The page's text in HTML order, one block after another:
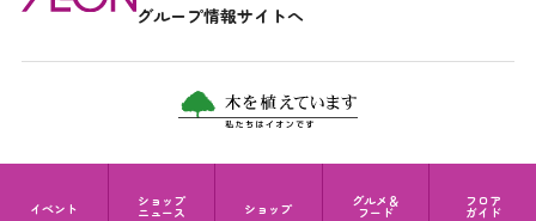
イベント ショップ
ニュース ショップ グルメ＆
フード
フロア
ガイド
グループ情報サイトへ